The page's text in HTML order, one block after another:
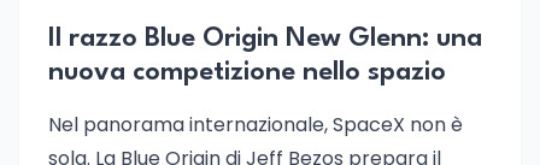
Il razzo Blue Origin New Glenn: una
nuova competizione nello spazio
Nel panorama internazionale, SpaceX non è
sola. La Blue Origin di Jeff Bezos prepara il